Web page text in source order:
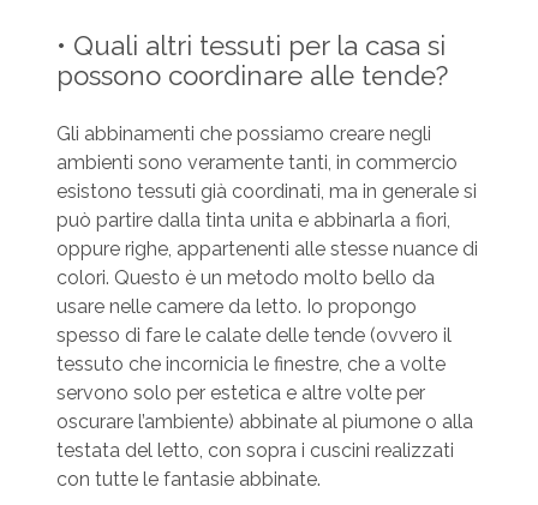
• Quali altri tessuti per la casa si
possono coordinare alle tende?
Gli abbinamenti che possiamo creare negli
ambienti sono veramente tanti, in commercio
esistono tessuti già coordinati, ma in generale si
può partire dalla tinta unita e abbinarla a fiori,
oppure righe, appartenenti alle stesse nuance di
colori. Questo è un metodo molto bello da
usare nelle camere da letto. Io propongo
spesso di fare le calate delle tende (ovvero il
tessuto che incornicia le finestre, che a volte
servono solo per estetica e altre volte per
oscurare l’ambiente) abbinate al piumone o alla
testata del letto, con sopra i cuscini realizzati
con tutte le fantasie abbinate.